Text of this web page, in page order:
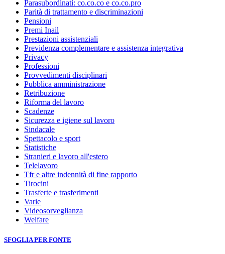
Parasubordinati: co.co.co e co.co.pro
Parità di trattamento e discriminazioni
Pensioni
Premi Inail
Prestazioni assistenziali
Previdenza complementare e assistenza integrativa
Privacy
Professioni
Provvedimenti disciplinari
Pubblica amministrazione
Retribuzione
Riforma del lavoro
Scadenze
Sicurezza e igiene sul lavoro
Sindacale
Spettacolo e sport
Statistiche
Stranieri e lavoro all'estero
Telelavoro
Tfr e altre indennità di fine rapporto
Tirocini
Trasferte e trasferimenti
Varie
Videosorveglianza
Welfare
SFOGLIA PER FONTE